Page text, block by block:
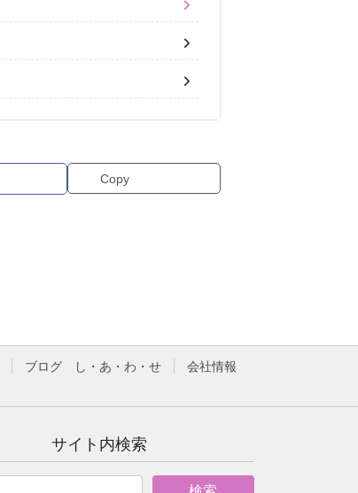
Copy
ブログ し・あ・わ・せ
会社情報
サイト内検索